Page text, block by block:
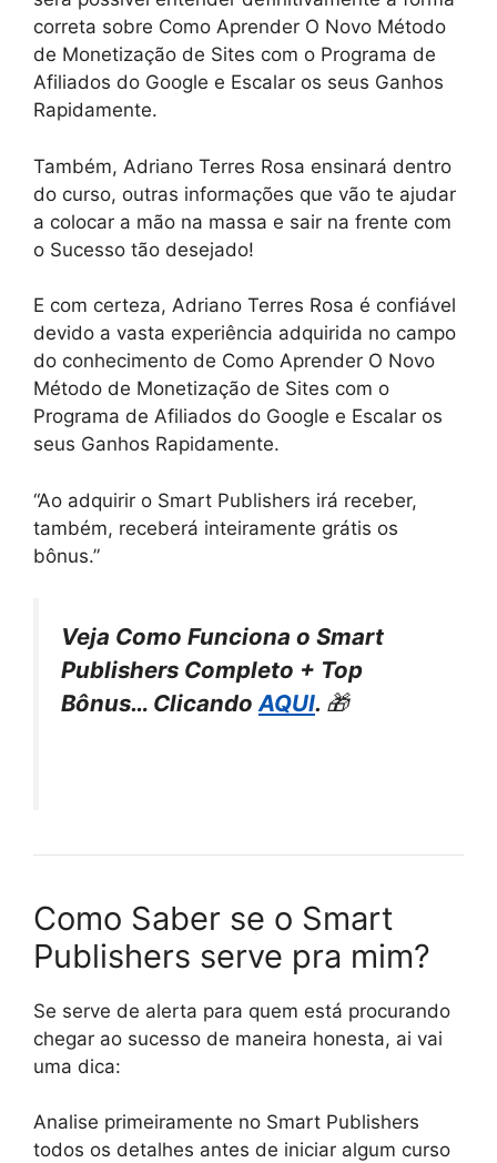
correta sobre Como Aprender O Novo Método
de Monetização de Sites com o Programa de
Afiliados do Google e Escalar os seus Ganhos
Rapidamente.
Também, Adriano Terres Rosa ensinará dentro
do curso, outras informações que vão te ajudar
a colocar a mão na massa e sair na frente com
o Sucesso tão desejado!
E com certeza, Adriano Terres Rosa é confiável
devido a vasta experiência adquirida no campo
do conhecimento de Como Aprender O Novo
Método de Monetização de Sites com o
Programa de Afiliados do Google e Escalar os
seus Ganhos Rapidamente.
“Ao adquirir o Smart Publishers irá receber,
também, receberá inteiramente grátis os
bônus.”
Veja Como Funciona o Smart
Publishers Completo + Top
Bônus… ClicandoAQUI. 🎁
Como Saber se o Smart
Publishers serve pra mim?
Se serve de alerta para quem está procurando
chegar ao sucesso de maneira honesta, ai vai
uma dica:
Analise primeiramente no Smart Publishers
todos os detalhes antes de iniciar algum curso